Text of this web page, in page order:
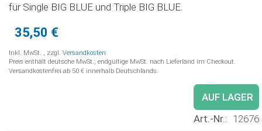
für Single BIG BLUE und Triple BIG BLUE.
35,50 €
Inkl. MwSt. , zzgl. Versandkosten
Preis enthält deutsche MwSt.; endgültige MwSt. nach Lieferland im Checkout.
Versandkostenfrei ab 50 € innerhalb Deutschlands.
AUF LAGER
Art.-Nr.
12676